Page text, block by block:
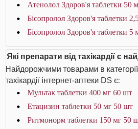
Атенолол Здоров'я таблетки 50
Бісопролол Здоров'я таблетки
Бісопролол Здоров'я таблетки 5
Які препарати від тахікардії є
Найдорожчими товарами в
тахікардії інтернет-аптеки DS є:
Мультак таблетки 400 мг 60 шт
Етацизин таблетки 50 мг 50 шт
Ритмонорм таблетки 150 мг 50